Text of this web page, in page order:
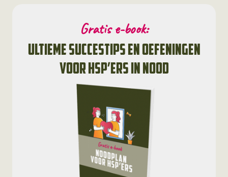
Gratis e-book:
ultieme succestips en oefeningen
voor HSP’ers in nood